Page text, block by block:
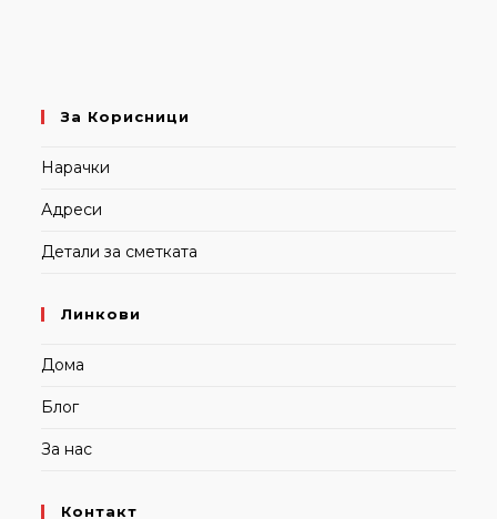
За Корисници
Нарачки
Адреси
Детали за сметката
Линкови
Дома
Блог
За нас
Контакт